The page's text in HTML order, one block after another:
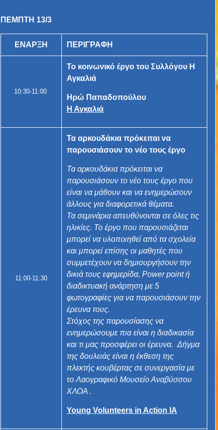
ΠΕΜΠΤΗ 13/3
ΕΝΑΡΞΗ ΠΕΡΙΓΡΑΦΗ
10:30-11:00
Το κοινωνικό έργο του Συλλόγου Η
Αγκαλιά
Ηρώ Παπαδοπούλου
Η Αγκαλιά
11:00-11:30
Τα αρκουδάκια πρόκειται να
παρουσιάσουν το νέο τους έργο
Τα αρκουδάκια πρόκειται να
παρουσιάσουν το νέο τους έργο που
είναι να μάθουν και να ενημερώσουν
άλλους για διαφορετικά θέματα.
Τα σεμινάρια απευθύνονται σε όλες τις
ηλικίες. Το έργο που παρουσιάζεται
μπορεί να υλοποιηθεί από τα σχολεία
και μπορεί επίσης οι μαθητές που
συμμετέχουν να δημιουργήσουν την
δικιά τους εφημερίδα, Power point ή
διαδικτυακή ανάρτηση με 5
φωτογραφίες για να παρουσιάσουν την
έρευνα τους.
Στόχος της παρουσίασης να
ενημερώσουμε πια είναι η διαδικασία
και τι μας προσφέρει οι έρευνα. Δήγμα
της δουλειάς είναι η έκθεση της
πλεκτής κουβέρτας σε συνεργασία με
το Λαογραφικό Μουσείο Αναβύσσου
ΧΛΟΑ .
Young Volunteers in Action IA